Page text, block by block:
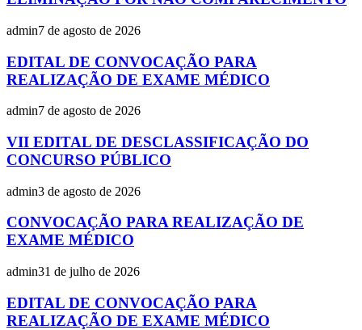
admin7 de agosto de 2026
EDITAL DE CONVOCAÇÃO PARA
REALIZAÇÃO DE EXAME MÉDICO
admin7 de agosto de 2026
VII EDITAL DE DESCLASSIFICAÇÃO DO
CONCURSO PÚBLICO
admin3 de agosto de 2026
CONVOCAÇÃO PARA REALIZAÇÃO DE
EXAME MÉDICO
admin31 de julho de 2026
EDITAL DE CONVOCAÇÃO PARA
REALIZAÇÃO DE EXAME MÉDICO